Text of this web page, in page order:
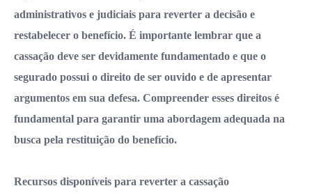
administrativos e judiciais para reverter a decisão e
restabelecer o benefício. É importante lembrar que a
cassação deve ser devidamente fundamentado e que o
segurado possui o direito de ser ouvido e de apresentar
argumentos em sua defesa. Compreender esses direitos é
fundamental para garantir uma abordagem adequada na
busca pela restituição do benefício.
Recursos disponíveis para reverter a cassação